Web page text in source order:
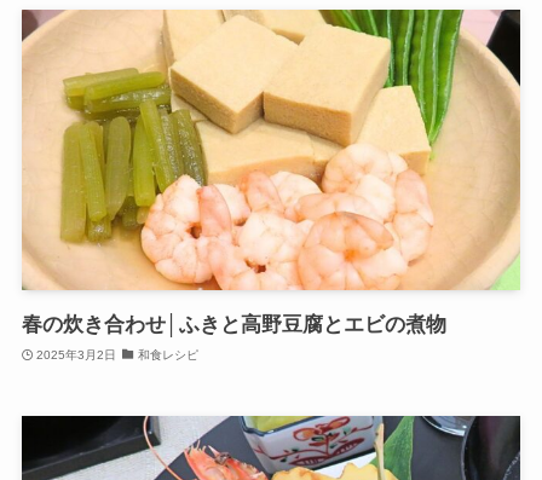
春の炊き合わせ│ふきと高野豆腐とエビの煮物
2025年3月2日 和食レシピ